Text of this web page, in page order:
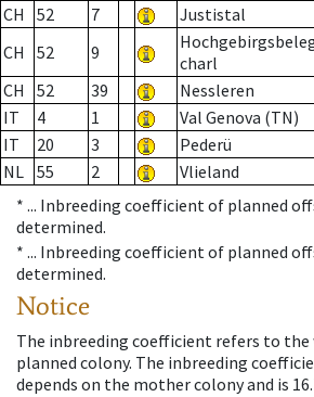
CH
52 7 Justistal
CH
52 9
charl
CH
52 39 Nessleren
IT
4 1 Val Genova (TN)
IT
20 3 Pederü
NL 55 2 Vlieland
* ... Inbreeding coefficient of planned
determined.
* ... Inbreeding coefficient of planned
determined.
Notice
The inbreeding coefficient refers to
planned colony. The inbreeding
depends on the mother colony and is